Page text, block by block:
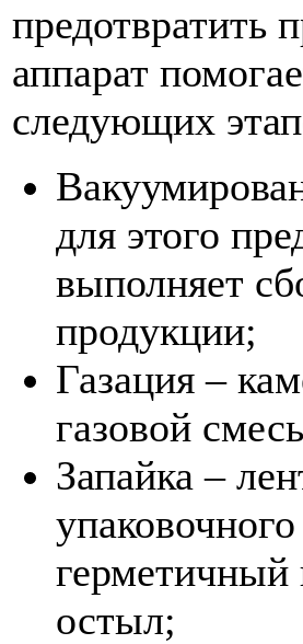
предотвратить
аппарат
следующих
для этого
выполняет
продукции;
Газация –
газовой
Запайка –
остыл;